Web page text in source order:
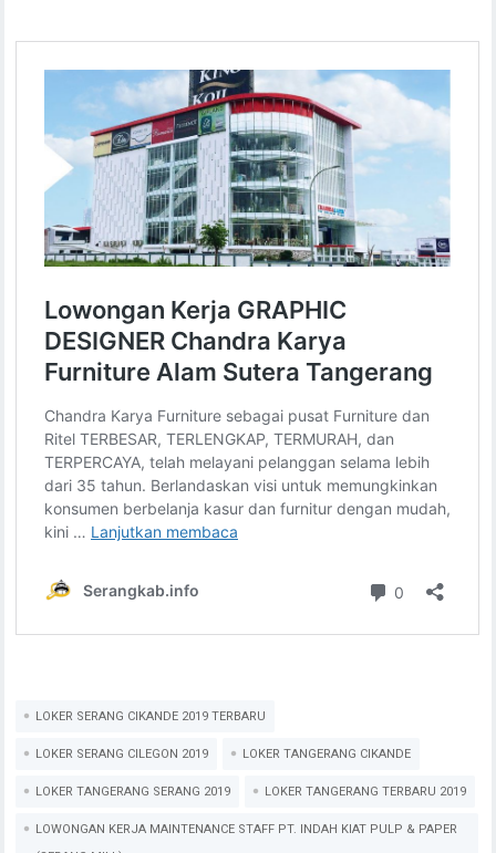
LOKER SERANG CIKANDE 2019 TERBARU
LOKER SERANG CILEGON 2019 LOKER TANGERANG CIKANDE
LOKER TANGERANG SERANG 2019 LOKER TANGERANG TERBARU 2019
LOWONGAN KERJA MAINTENANCE STAFF PT. INDAH KIAT PULP & PAPER